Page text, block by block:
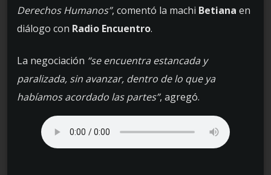
Derechos Humanos”, comentó la machi Betiana en
diálogo con Radio Encuentro.
La negociación “se encuentra estancada y
paralizada, sin avanzar, dentro de lo que ya
habíamos acordado las partes”, agregó.